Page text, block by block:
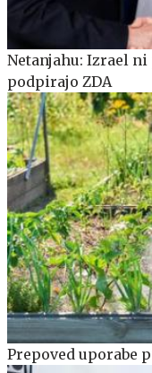
Netanjahu: Izrael
podpirajo ZDA
Prepoved uporabe